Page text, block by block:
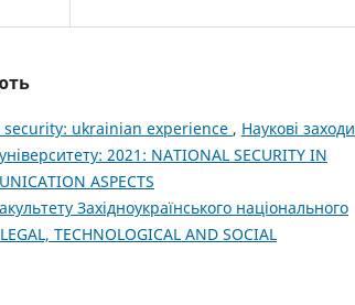
ukrainian experience , Наукові заходи
2021: NATIONAL SECURITY IN
ASPECTS
Західноукраїнського національного
TECHNOLOGICAL AND SOCIAL